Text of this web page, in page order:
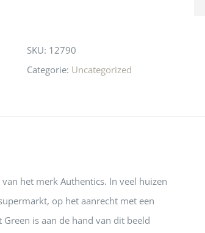
gezellig SKU: 12790
Categorie: Uncategorized
het merk Authentics. In veel huizen
op het aanrecht met een
is aan de hand van dit beeld